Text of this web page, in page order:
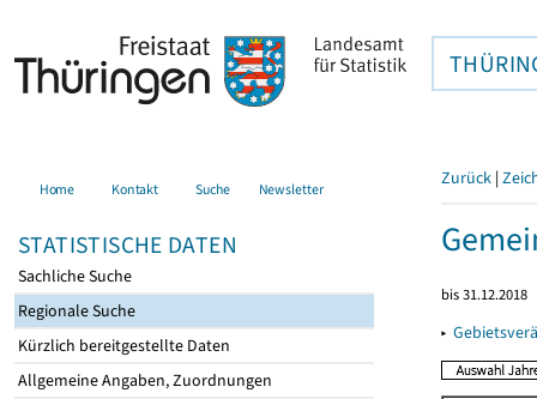
Home Kontakt Suche Newsletter
STATISTISCHE DATEN
Sachliche Suche
Regionale Suche
Kürzlich bereitgestellte Daten
Allgemeine Angaben, Zuordnungen
Zurück |
bis 31.12.2018
▸